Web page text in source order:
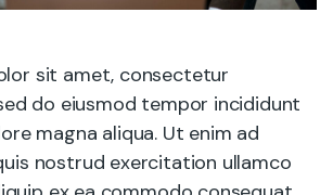
sit amet, consectetur
do eiusmod tempor incididunt
magna aliqua. Ut enim ad
nostrud exercitation ullamco